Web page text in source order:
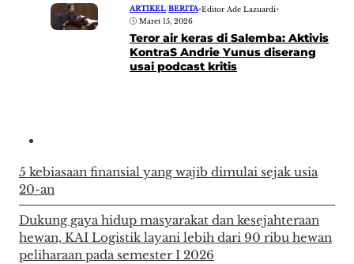
ARTIKEL BERITA•Editor Ade Lazuardi•
Maret 15, 2026
Teror air keras di Salemba: Aktivis
KontraS Andrie Yunus diserang
usai podcast kritis
5 kebiasaan finansial yang wajib dimulai sejak usia
20-an
Dukung gaya hidup masyarakat dan kesejahteraan
hewan, KAI Logistik layani lebih dari 90 ribu hewan
peliharaan pada semester I 2026